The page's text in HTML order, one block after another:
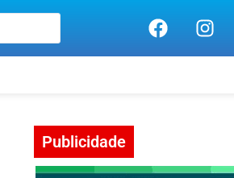
Publicidade